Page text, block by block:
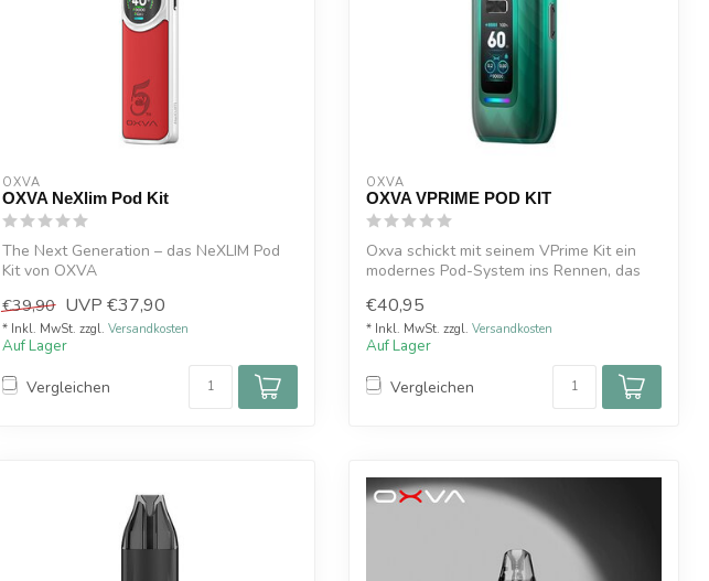
OXVA
OXVA NeXlim Pod Kit
The Next Generation – das NeXLIM Pod
Kit von OXVA
€39,90 UVP €37,90
* Inkl. MwSt. zzgl. Versandkosten
Auf Lager
Vergleichen
OXVA
OXVA VPRIME POD KIT
Oxva schickt mit seinem VPrime Kit ein
modernes Pod-System ins Rennen, das
€40,95
* Inkl. MwSt. zzgl. Versandkosten
Auf Lager
Vergleichen